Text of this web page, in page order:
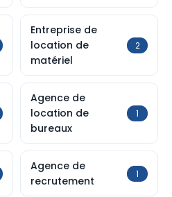
Entreprise de
location de
matériel
2
Agence de
location de
bureaux
1
Agence de
recrutement
1